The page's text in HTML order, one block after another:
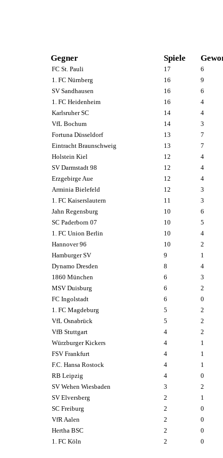
Gegner Spiele
FC St. Pauli 17
6
1. FC Nürnberg
16
9
SV Sandhausen
16
6
1. FC Heidenheim
16
4
Karlsruher SC
14
4
VfL Bochum
14
3
Fortuna Düsseldorf
13
7
Eintracht Braunschweig
13
7
Holstein Kiel
12
4
SV Darmstadt 98
12
4
Erzgebirge Aue
12
4
Arminia Bielefeld
12
3
1. FC Kaiserslautern
11
3
Jahn Regensburg
10
6
SC Paderborn 07
10
5
1. FC Union Berlin
10
4
Hannover 96
10
2
Hamburger SV
9
1
Dynamo Dresden
8
4
1860 München
6
3
MSV Duisburg
6
2
FC Ingolstadt
6
0
1. FC Magdeburg
5
2
VfL Osnabrück
5
2
VfB Stuttgart
4
2
Würzburger Kickers
4
1
FSV Frankfurt
4
1
F.C. Hansa Rostock
4
1
RB Leipzig
4
0
SV Wehen Wiesbaden
3
2
SV Elversberg
2
1
SC Freiburg
2
0
VfR Aalen
2
0
Hertha BSC
2
0
1. FC Köln
2 0